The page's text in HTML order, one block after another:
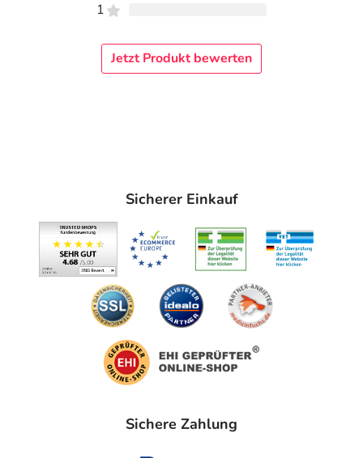
1
Jetzt Produkt bewerten
Sicherer Einkauf
Sichere Zahlung